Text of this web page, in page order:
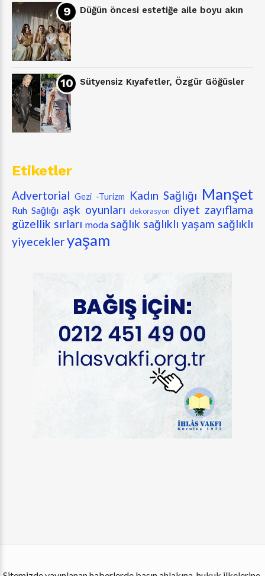
Düğün öncesi estetiğe aile boyu akın
Sütyensiz Kıyafetler, Özgür Göğüsler
Etiketler
Advertorial Gezi -Turizm Kadın Sağlığı Manşet
Ruh Sağlığı aşk oyunları dekorasyon diyet zayıflama
güzellik sırları moda sağlık sağlıklı yaşam sağlıklı
yiyecekleryaşam